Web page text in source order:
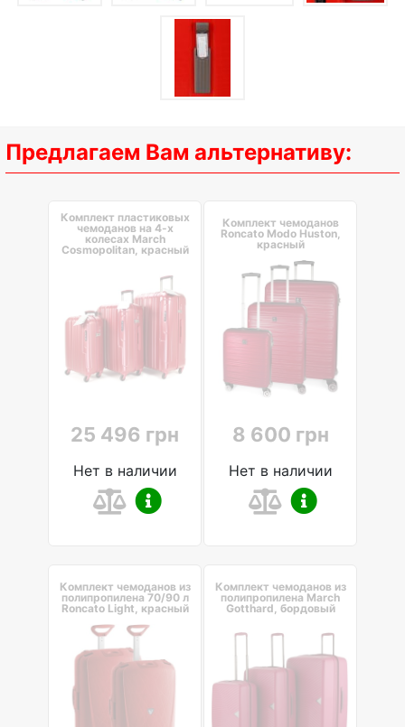
Предлагаем Вам альтернативу:
Комплект пластиковых
чемоданов на 4-х
колесах March
Cosmopolitan, красный
25 496 грн
Нет в наличии
Комплект чемоданов
Roncato Modo Huston,
красный
8 600 грн
Нет в наличии
Комплект чемоданов из
полипропилена 70/90 л
Roncato Light, красный
Комплект чемоданов из
полипропилена March
Gotthard, бордовый